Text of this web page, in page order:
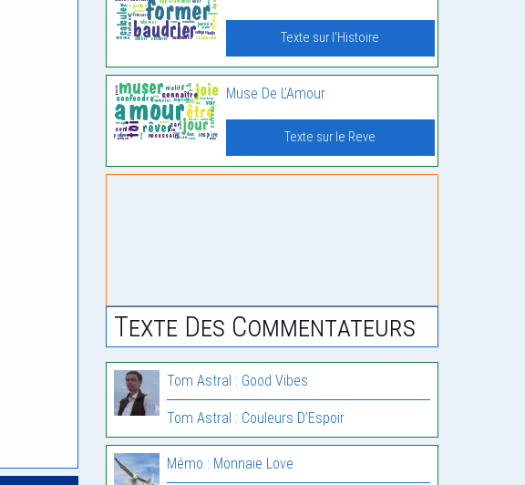
Texte sur l'Histoire
Muse De L’Amour
Texte sur le Reve
Texte Des Commentateurs
Tom Astral : Good Vibes
Tom Astral : Couleurs D’Espoir
Mémo : Monnaie Love